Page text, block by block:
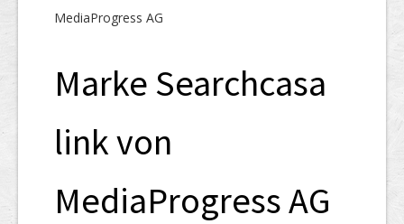
UID-Register
Links
MediaProgress AG
Marke Searchcasa
link von
MediaProgress AG